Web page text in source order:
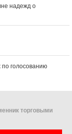
надежд о
голосованию
торговыми